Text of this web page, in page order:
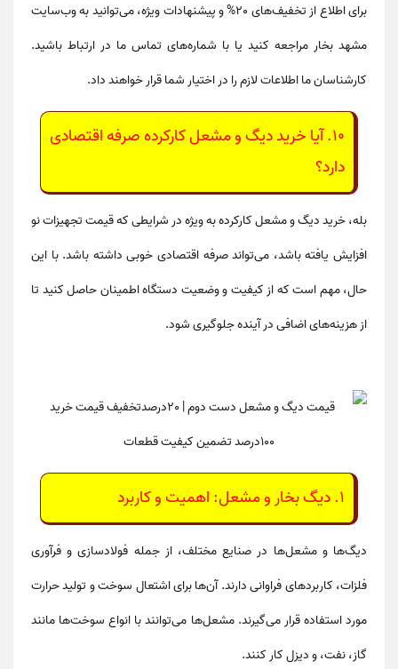
برای اطلاع ازتخفیف‌های 20%
و پیشنهادات ویژه، می‌توانید به وب‌سایت
مشهد بخار مراجعه کنید یا با شماره‌های تماس ما در ارتباط باشید.
کارشناسان ما اطلاعات لازم را در اختیار شما قرار خواهند داد.
10. آیا خرید دیگ و مشعل کارکرده صرفه اقتصادی
دارد؟
بله، خریددیگ و مشعل کارکردهبه ویژه در شرایطی که قیمت تجهیزات نو
افزایش یافته باشد، می‌تواند صرفه اقتصادی خوبی داشته باشد. با این
حال، مهم است که از کیفیت و وضعیت دستگاه اطمینان حاصل کنید تا
از هزینه‌های اضافی در آینده جلوگیری شود.
1. دیگ بخار و مشعل: اهمیت و کاربرد
دیگ‌ها و مشعل‌ها در صنایع مختلف، از جمله فولادسازیو فرآوری
فلزات، کاربردهای فراوانی دارند. آن‌ها برایاشتعال سوختو تولید حرارت
مورد استفاده قرار می‌گیرند. مشعل‌ها می‌توانند با انواع سوخت‌ها مانند
گاز،نفت، ودیزلکار کنند.